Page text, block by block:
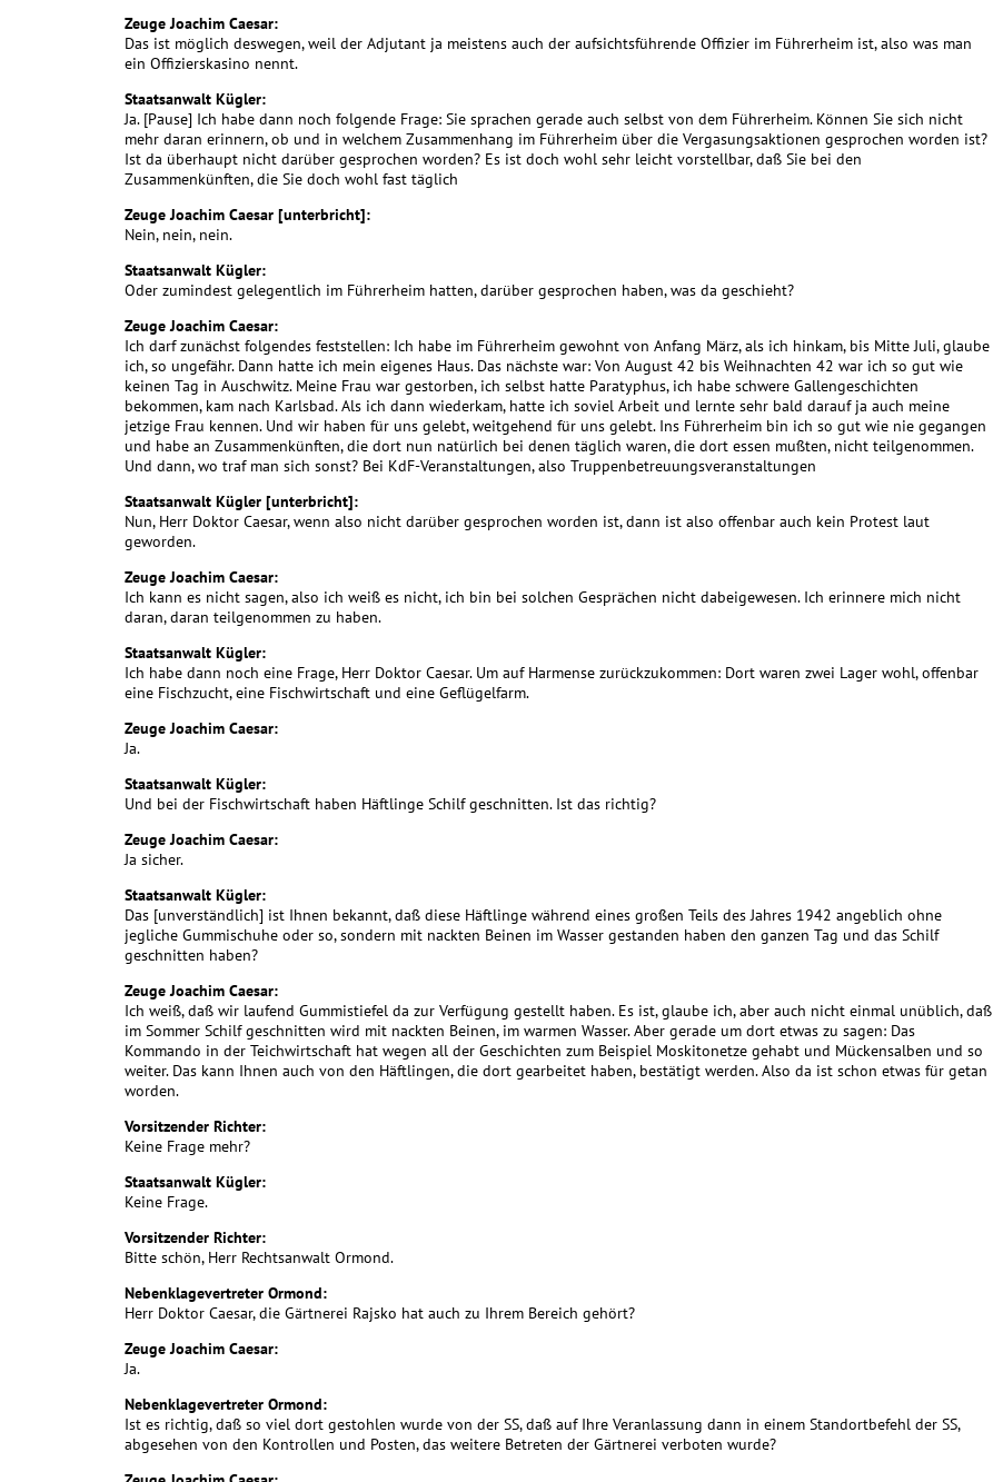
Zeuge Joachim Caesar:
Das ist möglich deswegen, weil der Adjutant ja meistens auch der aufsichtsführende Offizier im Führerheim ist, also was man
ein Offizierskasino nennt.
Staatsanwalt Kügler:
Ja. [Pause] Ich habe dann noch folgende Frage: Sie sprachen gerade auch selbst von dem Führerheim. Können Sie sich nicht
mehr daran erinnern, ob und in welchem Zusammenhang im Führerheim über die Vergasungsaktionen gesprochen worden ist?
Ist da überhaupt nicht darüber gesprochen worden? Es ist doch wohl sehr leicht vorstellbar, daß Sie bei den
Zusammenkünften, die Sie doch wohl fast täglich
Zeuge Joachim Caesar [unterbricht]:
Nein, nein, nein.
Staatsanwalt Kügler:
Oder zumindest gelegentlich im Führerheim hatten, darüber gesprochen haben, was da geschieht?
Zeuge Joachim Caesar:
Ich darf zunächst folgendes feststellen: Ich habe im Führerheim gewohnt von Anfang März, als ich hinkam, bis Mitte Juli, glaube
ich, so ungefähr. Dann hatte ich mein eigenes Haus. Das nächste war: Von August 42 bis Weihnachten 42 war ich so gut wie
keinen Tag in Auschwitz. Meine Frau war gestorben, ich selbst hatte Paratyphus, ich habe schwere Gallengeschichten
bekommen, kam nach Karlsbad. Als ich dann wiederkam, hatte ich soviel Arbeit und lernte sehr bald darauf ja auch meine
jetzige Frau kennen. Und wir haben für uns gelebt, weitgehend für uns gelebt. Ins Führerheim bin ich so gut wie nie gegangen
und habe an Zusammenkünften, die dort nun natürlich bei denen täglich waren, die dort essen mußten, nicht teilgenommen.
Und dann, wo traf man sich sonst? Bei KdF-Veranstaltungen, also Truppenbetreuungsveranstaltungen
Staatsanwalt Kügler [unterbricht]:
Nun, Herr Doktor Caesar, wenn also nicht darüber gesprochen worden ist, dann ist also offenbar auch kein Protest laut
geworden.
Zeuge Joachim Caesar:
Ich kann es nicht sagen, also ich weiß es nicht, ich bin bei solchen Gesprächen nicht dabeigewesen. Ich erinnere mich nicht
daran, daran teilgenommen zu haben.
Staatsanwalt Kügler:
Ich habe dann noch eine Frage, Herr Doktor Caesar. Um auf Harmense zurückzukommen: Dort waren zwei Lager wohl, offenbar
eine Fischzucht, eine Fischwirtschaft und eine Geflügelfarm.
Zeuge Joachim Caesar:
Ja.
Staatsanwalt Kügler:
Und bei der Fischwirtschaft haben Häftlinge Schilf geschnitten. Ist das richtig?
Zeuge Joachim Caesar:
Ja sicher.
Staatsanwalt Kügler:
Das [unverständlich] ist Ihnen bekannt, daß diese Häftlinge während eines großen Teils des Jahres 1942 angeblich ohne
jegliche Gummischuhe oder so, sondern mit nackten Beinen im Wasser gestanden haben den ganzen Tag und das Schilf
geschnitten haben?
Zeuge Joachim Caesar:
Ich weiß, daß wir laufend Gummistiefel da zur Verfügung gestellt haben. Es ist, glaube ich, aber auch nicht einmal unüblich, daß
im Sommer Schilf geschnitten wird mit nackten Beinen, im warmen Wasser. Aber gerade um dort etwas zu sagen: Das
Kommando in der Teichwirtschaft hat wegen all der Geschichten zum Beispiel Moskitonetze gehabt und Mückensalben und so
weiter. Das kann Ihnen auch von den Häftlingen, die dort gearbeitet haben, bestätigt werden. Also da ist schon etwas für getan
worden.
Vorsitzender Richter:
Keine Frage mehr?
Staatsanwalt Kügler:
Keine Frage.
Vorsitzender Richter:
Bitte schön, Herr Rechtsanwalt Ormond.
Nebenklagevertreter Ormond:
Herr Doktor Caesar, die Gärtnerei Rajsko hat auch zu Ihrem Bereich gehört?
Zeuge Joachim Caesar:
Ja.
Nebenklagevertreter Ormond:
Ist es richtig, daß so viel dort gestohlen wurde von der SS, daß auf Ihre Veranlassung dann in einem Standortbefehl der SS,
abgesehen von den Kontrollen und Posten, das weitere Betreten der Gärtnerei verboten wurde?